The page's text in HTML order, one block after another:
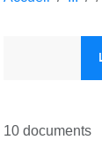
10 documents